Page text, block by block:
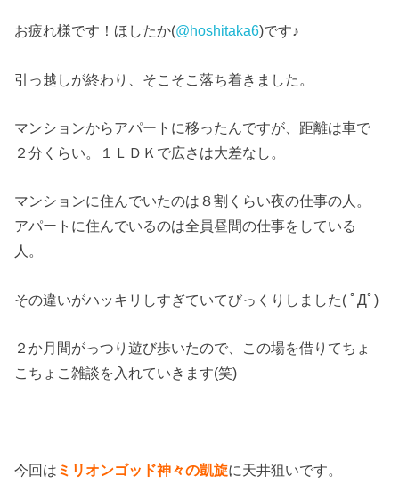
お疲れ様です！ほしたか(@hoshitaka6)です♪
引っ越しが終わり、そこそこ落ち着きました。
マンションからアパートに移ったんですが、距離は車で
２分くらい。１ＬＤＫで広さは大差なし。
マンションに住んでいたのは８割くらい夜の仕事の人。
アパートに住んでいるのは全員昼間の仕事をしている
人。
その違いがハッキリしすぎていてびっくりしました( ﾟДﾟ)
２か月間がっつり遊び歩いたので、この場を借りてちょ
こちょこ雑談を入れていきます(笑)
今回は ミリオンゴッド神々の凱旋に天井狙いです。